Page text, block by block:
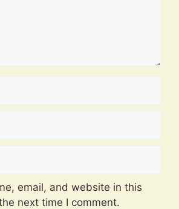
email, and website in this
next time I comment.